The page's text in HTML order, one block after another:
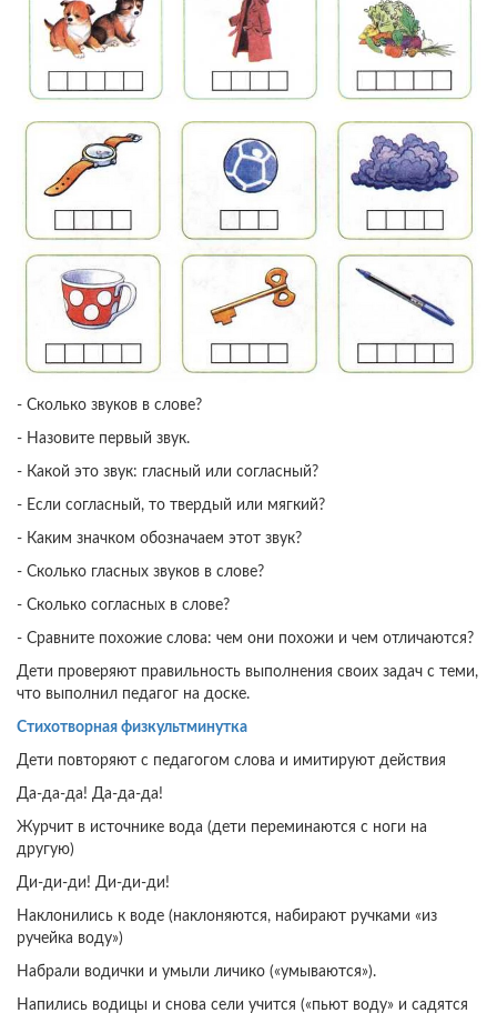
- Сколько звуков в слове?
- Назовите первый звук.
- Какой это звук: гласный или согласный?
- Если согласный, то твердый или мягкий?
- Каким значком обозначаем этот звук?
- Сколько гласных звуков в слове?
- Сколько согласных в слове?
- Сравните похожие слова: чем они похожи и чем отличаются?
Дети проверяют правильность выполнения своих задач с теми,
что выполнил педагог на доске.
Стихотворная физкультминутка
Дети повторяют с педагогом слова и имитируют действия
Да-да-да! Да-да-да!
Журчит в источнике вода (дети переминаются с ноги на
другую)
Ди-ди-ди! Ди-ди-ди!
Наклонились к воде (наклоняются, набирают ручками «из
ручейка воду»)
Набрали водички и умыли личико («умываются»).
Напились водицы и снова сели учится («пьют воду» и садятся